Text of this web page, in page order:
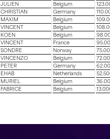
JULIEN Belgium
CHRISTIAN Germany
MAXIM Belgium
VINCENT Belgium
KOEN Belgium
VINCENT France
SONDRE Norway
VINCENZO Belgium
PETER Germany
EHAB Netherlands
MURIEL Belgium
FABRICE Belgium